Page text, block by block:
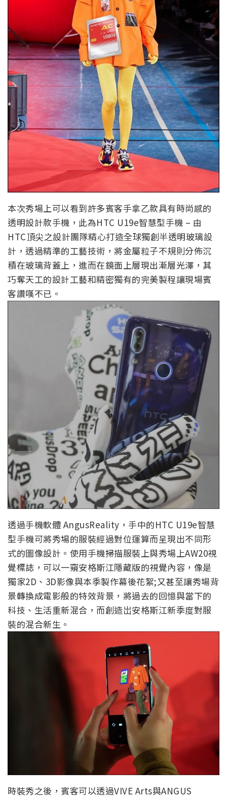
本次秀場上可以看到許多賓客手拿乙款具有時尚感的
透明設計款手機，此為HTC U19e智慧型手機 – 由
HTC頂尖之設計團隊精心打造全球獨創半透明玻璃設
計，透過精準的工藝技術，將金屬粒子不規則分佈沉
積在玻璃背蓋上，進而在鏡面上層現出漸層光澤，其
巧奪天工的設計工藝和精密獨有的完美製程讓現場賓
客讚嘆不已。
透過手機軟體 AngusReality，手中的HTC U19e智慧
型手機可將秀場的服裝經過對位運算而呈現出不同形
式的圖像設計。使用手機掃描服裝上與秀場上AW20視
覺標誌，可以一窺安格斯江隱藏版的視覺內容，像是
獨家2D、3D影像與本季製作幕後花絮;又甚至讓秀場背
景轉換成電影般的特效背景，將過去的回憶與當下的
科技、生活重新混合，而創造岀安格斯江新季度對服
裝的混合新生。
時裝秀之後，賓客可以透過VIVE Arts與ANGUS